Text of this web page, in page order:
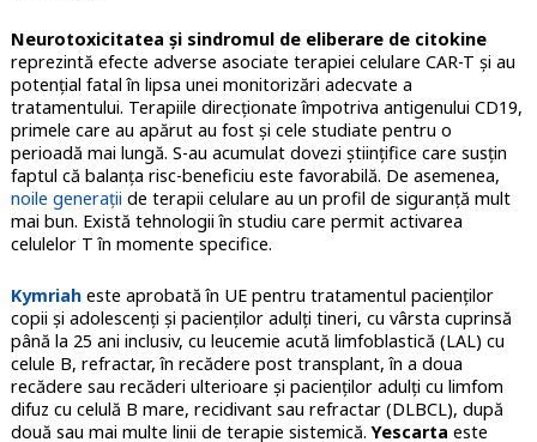
Neurotoxicitatea și sindromul de eliberare de citokine
reprezintă efecte adverse asociate terapiei celulare CAR-T și au
potențial fatal în lipsa unei monitorizări adecvate a
tratamentului. Terapiile direcționate împotriva antigenului CD19,
primele care au apărut au fost și cele studiate pentru o
perioadă mai lungă. S-au acumulat dovezi științifice care susțin
faptul că balanța risc-beneficiu este favorabilă. De asemenea,
noile generații de terapii celulare au un profil de siguranță mult
mai bun. Există tehnologii în studiu care permit activarea
celulelor T în momente specifice.
Kymriaheste aprobată în UE pentru tratamentul pacienților
copii și adolescenți și pacienților adulți tineri, cu vârsta cuprinsă
până la 25 ani inclusiv, cu leucemie acută limfoblastică (LAL) cu
celule B, refractar, în recădere post transplant, în a doua
recădere sau recăderi ulterioare și pacienților adulți cu limfom
difuz cu celulă B mare, recidivant sau refractar (DLBCL), după
două sau mai multe linii de terapie sistemică.Yescarta este